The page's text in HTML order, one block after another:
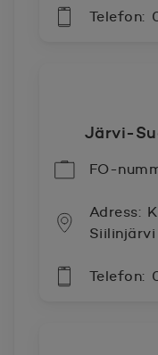
Telefon:
Järvi-
FO-
Adress:
Siilinjärvi
Telefon: